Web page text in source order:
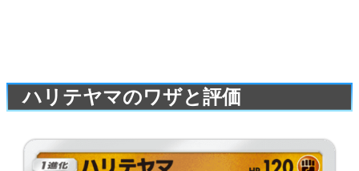
ハリテヤマのワザと評価